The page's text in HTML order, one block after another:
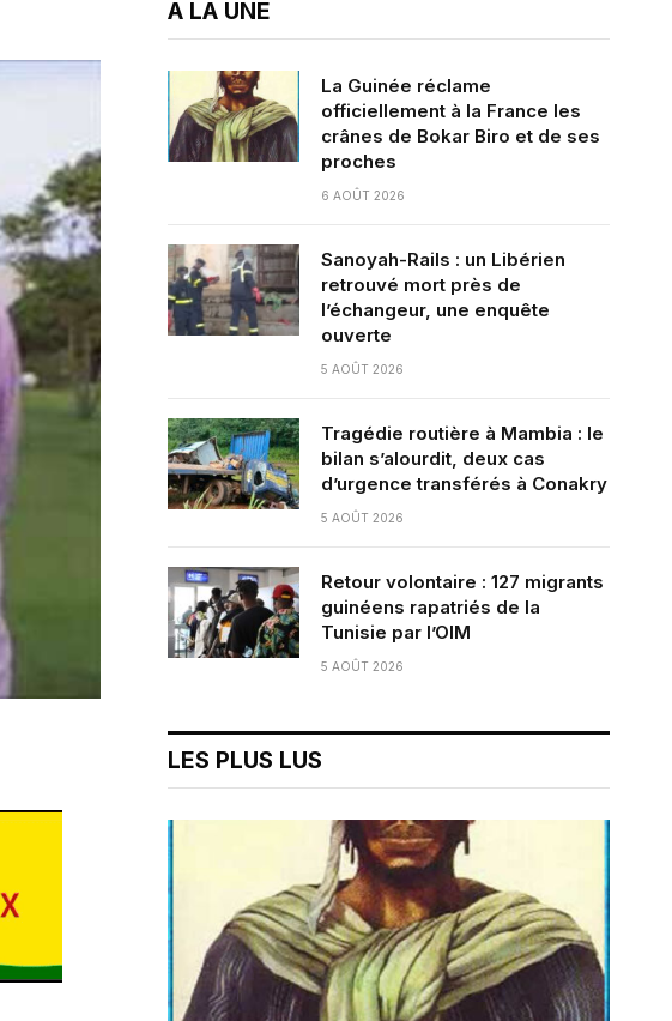
A LA UNE
La Guinée réclame
officiellement à la France les
crânes de Bokar Biro et de ses
proches
6 AOÛT 2026
Sanoyah-Rails : un Libérien
retrouvé mort près de
l’échangeur, une enquête
ouverte
5 AOÛT 2026
Tragédie routière à Mambia : le
bilan s’alourdit, deux cas
d’urgence transférés à Conakry
5 AOÛT 2026
Retour volontaire : 127 migrants
guinéens rapatriés de la
Tunisie par l’OIM
5 AOÛT 2026
LES PLUS LUS